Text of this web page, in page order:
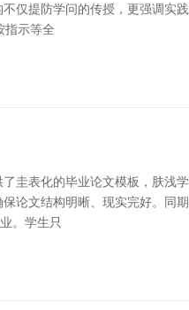
仅提防学问的传授，更强调实
指示等全
圭表化的毕业论文模板，肤浅
论文结构明晰、现实完好。同
。学生只